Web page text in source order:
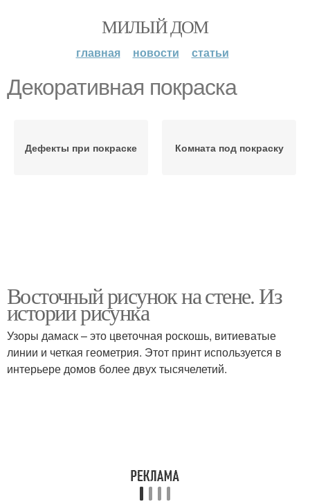
МИЛЫЙ ДОМ
главная новости статьи
Декоративная покраска
Дефекты при покраске Комната под покраску
Восточный рисунок на стене. Из
истории рисунка
Узоры дамаск – это цветочная роскошь, витиеватые
линии и четкая геометрия. Этот принт используется в
интерьере домов более двух тысячелетий.